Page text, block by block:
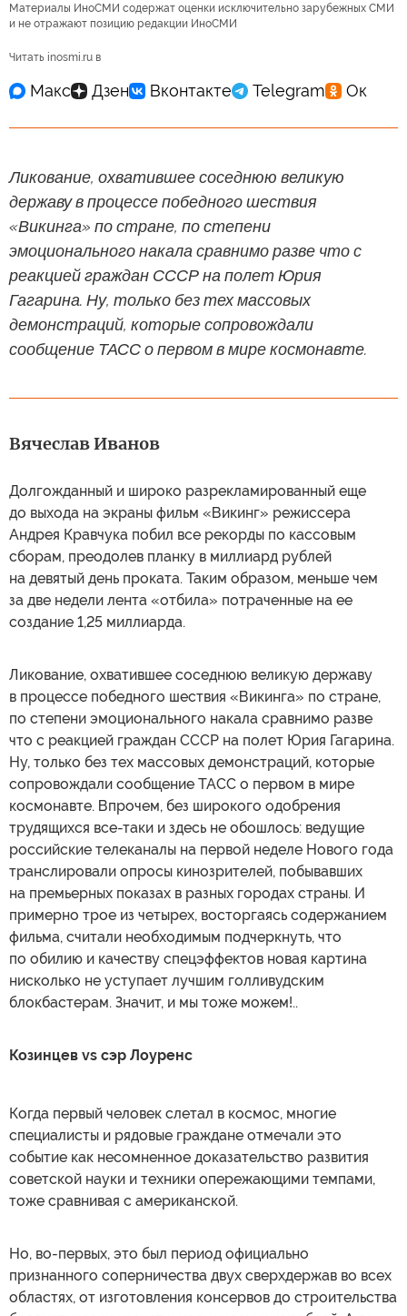
Материалы ИноСМИ содержат оценки исключительно зарубежных СМИ
и не отражают позицию редакции ИноСМИ
Читать inosmi.ru в
Ликование, охватившее соседнюю великую
державу в процессе победного шествия
«Викинга» по стране, по степени
эмоционального накала сравнимо разве что с
реакцией граждан СССР на полет Юрия
Гагарина. Ну, только без тех массовых
демонстраций, которые сопровождали
сообщение ТАСС о первом в мире космонавте.
Вячеслав Иванов
Долгожданный и широко разрекламированный еще
до выхода на экраны фильм «Викинг» режиссера
Андрея Кравчука побил все рекорды по кассовым
сборам, преодолев планку в миллиард рублей
на девятый день проката. Таким образом, меньше чем
за две недели лента «отбила» потраченные на ее
создание 1,25 миллиарда.
Ликование, охватившее соседнюю великую державу
в процессе победного шествия «Викинга» по стране,
по степени эмоционального накала сравнимо разве
что с реакцией граждан СССР на полет Юрия Гагарина.
Ну, только без тех массовых демонстраций, которые
сопровождали сообщение ТАСС о первом в мире
космонавте. Впрочем, без широкого одобрения
трудящихся все-таки и здесь не обошлось: ведущие
российские телеканалы на первой неделе Нового года
транслировали опросы кинозрителей, побывавших
на премьерных показах в разных городах страны. И
примерно трое из четырех, восторгаясь содержанием
фильма, считали необходимым подчеркнуть, что
по обилию и качеству спецэффектов новая картина
нисколько не уступает лучшим голливудским
блокбастерам. Значит, и мы тоже можем!..
Козинцев vs сэр Лоуренс
Когда первый человек слетал в космос, многие
специалисты и рядовые граждане отмечали это
событие как несомненное доказательство развития
советской науки и техники опережающими темпами,
тоже сравнивая с американской.
Но, во-первых, это был период официально
признанного соперничества двух сверхдержав во всех
областях, от изготовления консервов до строительства